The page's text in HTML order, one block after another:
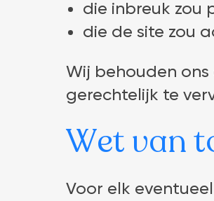
die inbreuk zou
die de site zou
Wij behouden
gerechtelijk te
Wet van
Voor elk